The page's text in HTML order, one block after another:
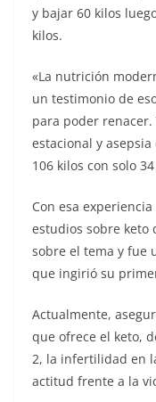
y bajar 60 kilos
kilos.
«La nutrición
un testimonio de
para poder
estacional y
106 kilos con solo
Con esa
estudios sobre keto
sobre el tema y fue
que ingirió su
Actualmente,
que ofrece el keto,
2, la infertilidad en
actitud frente a la